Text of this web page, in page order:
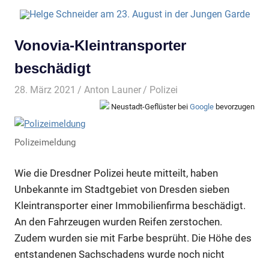
Vonovia-Kleintransporter
beschädigt
28. März 2021 Anton Launer Polizei
Neustadt-Geflüster bei Google bevorzugen
Polizeimeldung
Wie die Dresdner Polizei heute mitteilt, haben
Unbekannte im Stadtgebiet von Dresden sieben
Kleintransporter einer Immobilienfirma beschädigt.
An den Fahrzeugen wurden Reifen zerstochen.
Zudem wurden sie mit Farbe besprüht. Die Höhe des
entstandenen Sachschadens wurde noch nicht